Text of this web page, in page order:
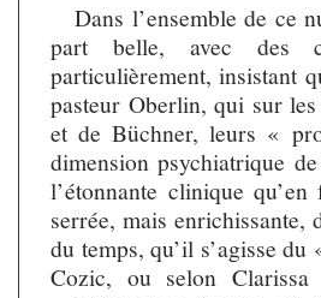
Dans l’ensemble de ce
part belle, avec des
particulièrement, insistant
pasteur Oberlin, qui sur
et de Büchner, leurs «
dimension psychiatrique
l’étonnante clinique
serrée, mais enrichissante,
du temps, qu’il s’agisse
Cozic, ou selon